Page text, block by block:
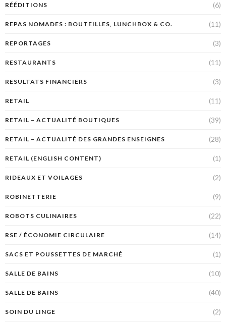
RÉÉDITIONS (6)
REPAS NOMADES : BOUTEILLES, LUNCHBOX & CO. (11)
REPORTAGES (3)
RESTAURANTS (11)
RESULTATS FINANCIERS (3)
RETAIL (11)
RETAIL – ACTUALITÉ BOUTIQUES (39)
RETAIL – ACTUALITÉ DES GRANDES ENSEIGNES (28)
RETAIL (ENGLISH CONTENT) (1)
RIDEAUX ET VOILAGES (2)
ROBINETTERIE (9)
ROBOTS CULINAIRES (22)
RSE / ÉCONOMIE CIRCULAIRE (14)
SACS ET POUSSETTES DE MARCHÉ (1)
SALLE DE BAINS (10)
SALLE DE BAINS (40)
SOIN DU LINGE (2)